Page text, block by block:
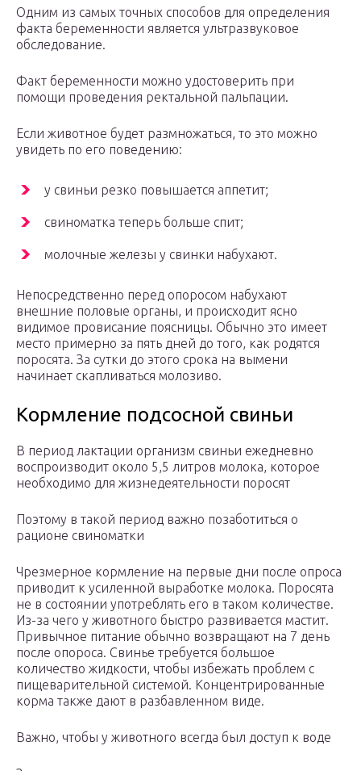
Одним из самых точных способов для определения
факта беременности является ультразвуковое
обследование.
Факт беременности можно удостоверить при
помощи проведения ректальной пальпации.
Если животное будет размножаться, то это можно
увидеть по его поведению:
у свиньи резко повышается аппетит;
свиноматка теперь больше спит;
молочные железы у свинки набухают.
Непосредственно перед опоросом набухают
внешние половые органы, и происходит ясно
видимое провисание поясницы. Обычно это имеет
место примерно за пять дней до того, как родятся
поросята. За сутки до этого срока на вымени
начинает скапливаться молозиво.
Кормление подсосной свиньи
В период лактации организм свиньи ежедневно
воспроизводит около 5,5 литров молока, которое
необходимо для жизнедеятельности поросят
Поэтому в такой период важно позаботиться о
рационе свиноматки
Чрезмерное кормление на первые дни после опроса
приводит к усиленной выработке молока. Поросята
не в состоянии употреблять его в таком количестве.
Из-за чего у животного быстро развивается мастит.
Привычное питание обычно возвращают на 7 день
после опороса. Свинье требуется большое
количество жидкости, чтобы избежать проблем с
пищеварительной системой. Концентрированные
корма также дают в разбавленном виде.
Важно, чтобы у животного всегда был доступ к воде